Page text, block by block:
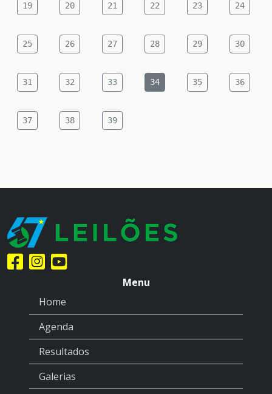
19 20 21 22 23 24
25 26 27 28 29 30
31 32 33 34 35 36
37 38 39
Menu
Home
Agenda
Resultados
Galerias